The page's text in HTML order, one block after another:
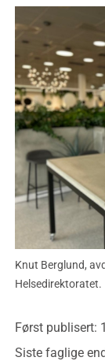
Knut Berglund,
Helsedirektoratet.
Først publisert:
Siste faglige